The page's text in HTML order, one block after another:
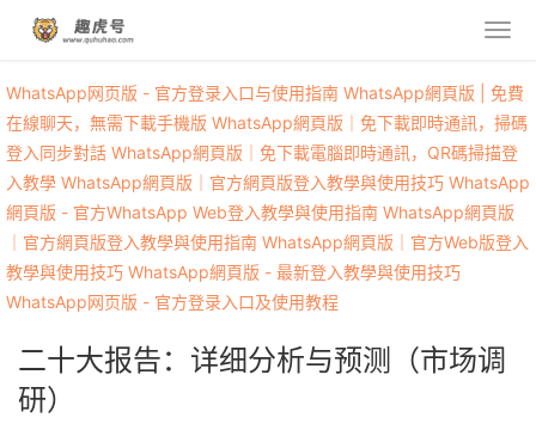
WhatsApp网页版 - 官方登录入口与使用指南 WhatsApp網頁版 | 免費
在線聊天，無需下載手機版 WhatsApp網頁版｜免下載即時通訊，掃碼
登入同步對話 WhatsApp網頁版｜免下載電腦即時通訊，QR碼掃描登
入教學 WhatsApp網頁版｜官方網頁版登入教學與使用技巧 WhatsApp
網頁版 - 官方WhatsApp Web登入教學與使用指南 WhatsApp網頁版
｜官方網頁版登入教學與使用指南 WhatsApp網頁版｜官方Web版登入
教學與使用技巧 WhatsApp網頁版 - 最新登入教學與使用技巧
WhatsApp网页版 - 官方登录入口及使用教程
二十大报告：详细分析与预测（市场调
研）